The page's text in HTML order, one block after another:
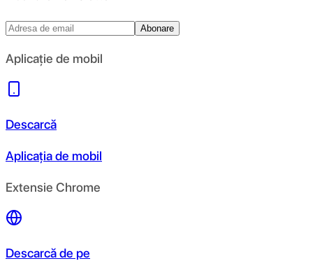
Abonare
Aplicație de mobil
Descarcă
Aplicația de mobil
Extensie Chrome
Descarcă de pe